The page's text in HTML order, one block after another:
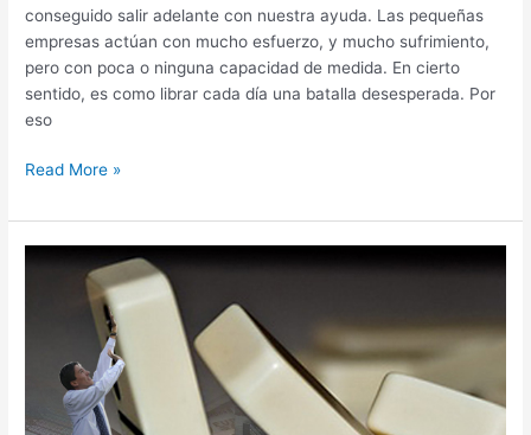
conseguido salir adelante con nuestra ayuda. Las pequeñas
empresas actúan con mucho esfuerzo, y mucho sufrimiento,
pero con poca o ninguna capacidad de medida. En cierto
sentido, es como librar cada día una batalla desesperada. Por
eso
Read More »
sobrevivir
crecimiento
negocio